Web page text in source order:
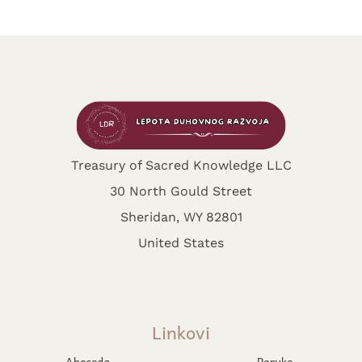
Treasury of Sacred Knowledge LLC
30 North Gould Street
Sheridan, WY 82801
United States
Linkovi